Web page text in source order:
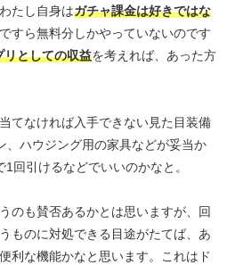
たし自身はガチャ課金は好きではな
すら無料分しかやっていないのです
リとしての収益を考えれば、あった方
てなければ入手できない見た目装備
、ハウジング用の家具などが妥当か
回引けるなどでいいのかなと。
のも賛否あるかとは思いますが、回
ものに対処できる目途がたてば、あ
利な機能かなと思います。これはド